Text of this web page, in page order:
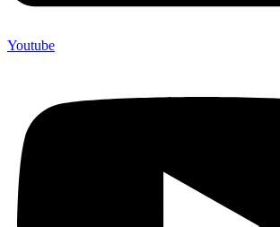
Youtube